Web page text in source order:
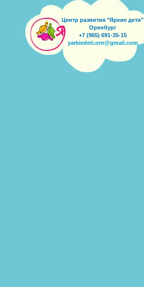
Центр развития "Яркие дети"
Оренбург
+7 (965) 691-35-15
yarkiedeti.orn@gmail.com